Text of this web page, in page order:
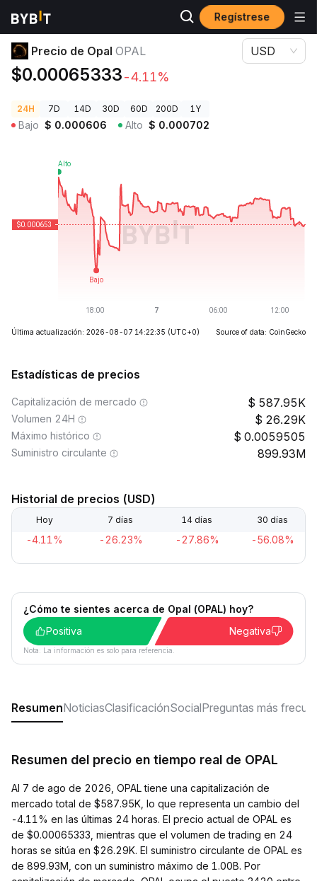
Regístrese
Precios de Criptomonedas Precio de Opal OPAL
Precio de Opal OPAL
$0.00065333-4.11%
USD
24H 7D 14D 30D 60D 200D 1Y
Bajo $ 0.000606 Alto $ 0.000702
Última actualización: 2026-08-07 14:22:35 (UTC+0) Source of data: CoinGecko
Estadísticas de precios
Capitalización de mercado 587.95K
Volumen 24H 26.29K
Máximo histórico 0.0059505
Suministro circulante 899.93M
Historial de precios (USD)
Hoy 7 días 14 días 30 días
-4.11% -26.23% -27.86% -56.08%
¿Cómo te sientes acerca de Opal (OPAL) hoy?
Positiva
Negativa
Nota: La información es solo para referencia.
ResumenNoticiasClasificaciónSocialPreguntas más
Resumen del precio en tiempo real de OPAL
Al 7 de ago de 2026, OPAL tiene una capitalización de
mercado total de $587.95K, lo que representa un cambio del
-4.11% en las últimas 24 horas. El precio actual de OPAL es
de $0.00065333, mientras que el volumen de trading en 24
horas se sitúa en $26.29K. El suministro circulante de OPAL es
de 899.93M, con un suministro máximo de 1.00B. Por